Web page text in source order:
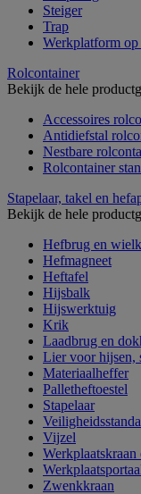
Steiger
Trap
Werkplatform op
Rolcontainer
Bekijk de hele
Accessoires
Antidiefstal
Nestbare
Rolcontainer
Stapelaar, takel en
Bekijk de hele
Hefbrug en
Hefmagneet
Heftafel
Hijsbalk
Hijswerktuig
Krik
Laadbrug en
Lier voor hijsen,
Materiaalheffer
Palletheftoestel
Stapelaar
Vijzel
Werkplaatskraan
Zwenkkraan